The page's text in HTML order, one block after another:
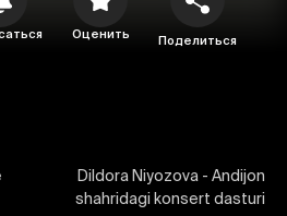
Оценить Поделиться
Dildora Niyozova - Andijon
shahridagi konsert dasturi